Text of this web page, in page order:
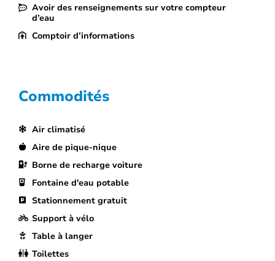
Avoir des renseignements sur votre compteur
d’eau
Comptoir d’informations
Commodités
Air climatisé
Aire de pique-nique
Borne de recharge voiture
Fontaine d'eau potable
Stationnement gratuit
Support à vélo
Table à langer
Toilettes